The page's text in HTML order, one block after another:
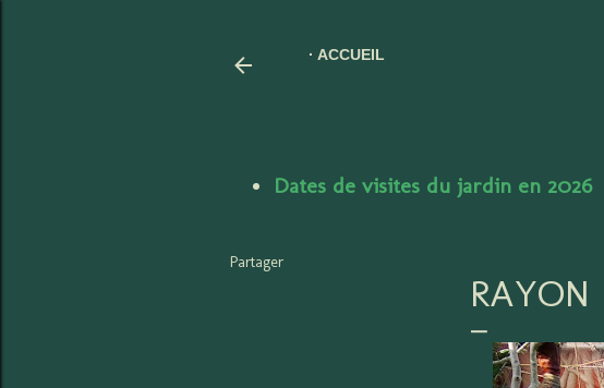
ACCUEIL
Dates de visites du jardin en 2026
Partager